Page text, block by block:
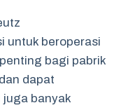
untuk beroperasi
bagi pabrik
dapat
juga banyak